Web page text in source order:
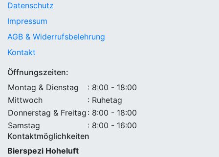
Datenschutz
Impressum
AGB & Widerrufsbelehrung
Kontakt
Öffnungszeiten:
Montag & Dienstag
: 8:00 - 18:00
Mittwoch
: Ruhetag
Donnerstag & Freitag : 8:00 - 18:00
Samstag
: 8:00 - 16:00
Kontaktmöglichkeiten
Bierspezi Hoheluft